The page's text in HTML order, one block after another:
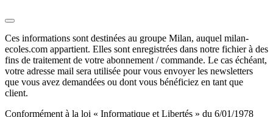
Ces informations sont destinées au groupe Milan, auquel milan-
ecoles.com appartient. Elles sont enregistrées dans notre fichier à des
fins de traitement de votre abonnement / commande. Le cas échéant,
votre adresse mail sera utilisée pour vous envoyer les newsletters
que vous avez demandées ou dont vous bénéficiez en tant que
client.
Conformément à la loi « Informatique et Libertés » du 6/01/1978